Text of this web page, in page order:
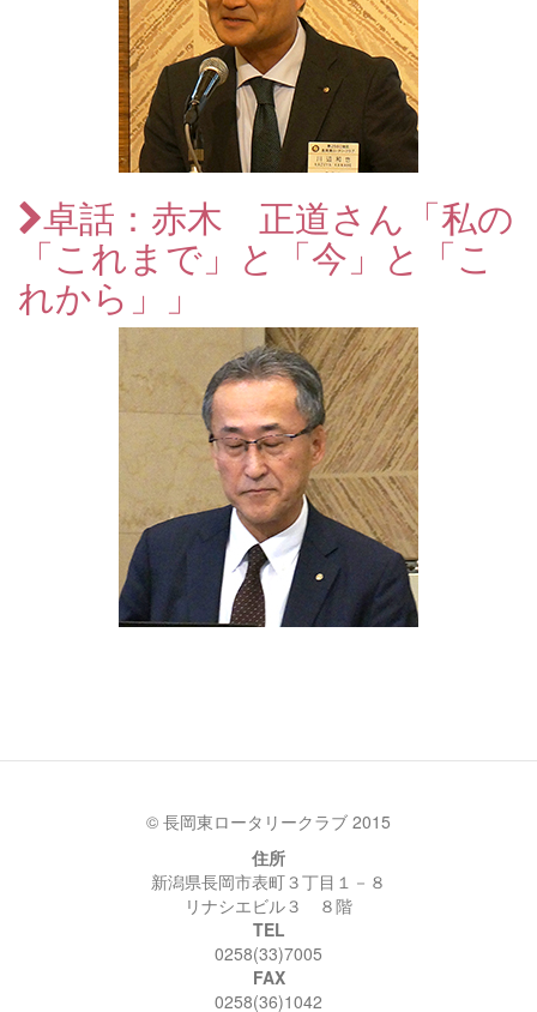
卓話：赤木 正道さん「私の
「これまで」と「今」と「こ
れから」」
© 長岡東ロータリークラブ 2015
住所
新潟県長岡市表町３丁目１－８
リナシエビル３ ８階
TEL
0258(33)7005
FAX
0258(36)1042